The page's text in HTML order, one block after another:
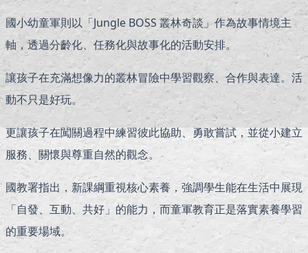
國小幼童軍則以「Jungle BOSS 叢林奇談」作為故事情境主
軸，透過分齡化、任務化與故事化的活動安排。
讓孩子在充滿想像力的叢林冒險中學習觀察、合作與表達。活
動不只是好玩。
更讓孩子在闖關過程中練習彼此協助、勇敢嘗試，並從小建立
服務、關懷與尊重自然的觀念。
國教署指出，新課綱重視核心素養，強調學生能在生活中展現
「自發、互動、共好」的能力，而童軍教育正是落實素養學習
的重要場域。